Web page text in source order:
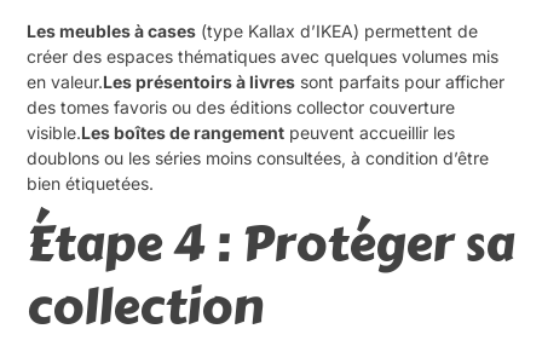
Les meubles à cases (type Kallax d’IKEA) permettent de
créer des espaces thématiques avec quelques volumes mis
en valeur.Les présentoirs à livres sont parfaits pour afficher
des tomes favoris ou des éditions collector couverture
visible.Les boîtes de rangement peuvent accueillir les
doublons ou les séries moins consultées, à condition d’être
bien étiquetées.
Étape 4 : Protéger sa
collection